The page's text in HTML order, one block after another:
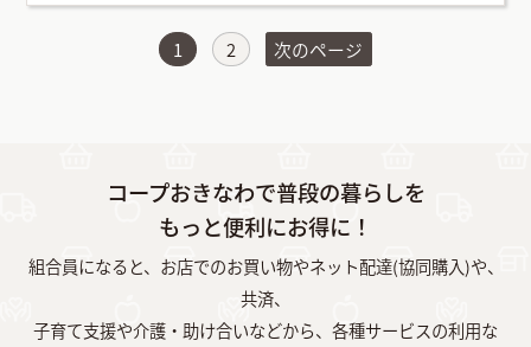
1 2 次のページ
コープおきなわで普段の暮らしを
もっと便利にお得に！
組合員になると、お店でのお買い物やネット配達(協同購入)や、
共済、
子育て支援や介護・助け合いなどから、各種サービスの利用な